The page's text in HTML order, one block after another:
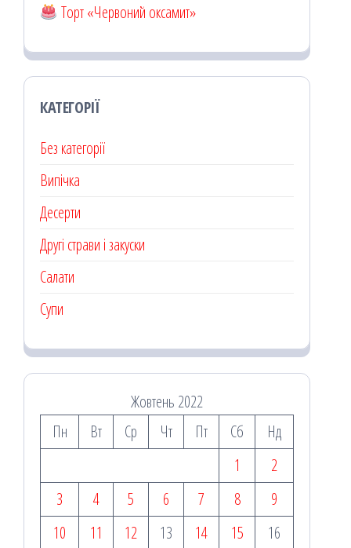
Торт «Червоний оксамит»
КАТЕГОРІЇ
Без категорії
Випічка
Десерти
Другі страви і закуски
Салати
Супи
Жовтень 2022
Пн
Вт Ср Чт Пт Сб
Нд
1
2
3
4 5 6 7 8
9
10
11 12 13 14 15 16